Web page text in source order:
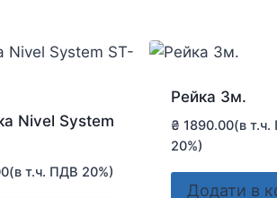
Nivel System
(в т.ч. ПДВ 20%)
Рейка 3м.
₴ 1890.00(в
20%)
Додати в